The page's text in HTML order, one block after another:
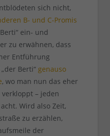
sich nicht,
B- und C-Promis
ein- und
zu erwähnen, dass
Entführung
Berti“ genauso
, wo man nun das eher
– jeden
Wird also Zeit,
zu erzählen,
der